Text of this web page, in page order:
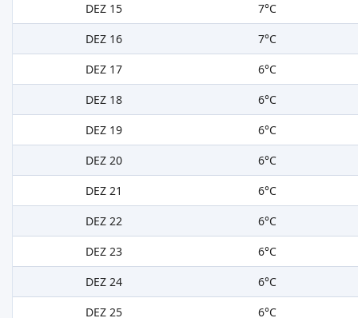
DEZ 15
7°C
DEZ 16
7°C
DEZ 17
6°C
DEZ 18
6°C
DEZ 19
6°C
DEZ 20
6°C
DEZ 21
6°C
DEZ 22
6°C
DEZ 23
6°C
DEZ 24
6°C
DEZ 25
6°C